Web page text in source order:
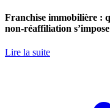
Franchise immobilière :
non-réaffiliation s’impose
Lire la suite